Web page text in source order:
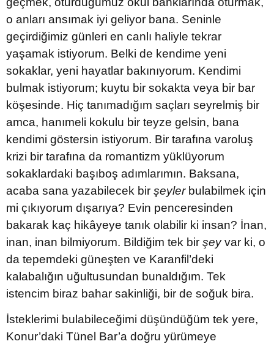
o anları ansımak iyi geliyor bana. Seninle
geçirdiğimiz günleri en canlı haliyle tekrar
yaşamak istiyorum. Belki de kendime yeni
sokaklar, yeni hayatlar bakınıyorum. Kendimi
bulmak istiyorum; kuytu bir sokakta veya bir bar
köşesinde. Hiç tanımadığım saçları seyrelmiş bir
amca, hanımeli kokulu bir teyze gelsin, bana
kendimi göstersin istiyorum. Bir tarafına varoluş
krizi bir tarafına da romantizm yüklüyorum
sokaklardaki başıboş adımlarımın. Baksana,
acaba sana yazabilecek bir şeylerbulabilmek için
mi çıkıyorum dışarıya? Evin penceresinden
bakarak kaç hikâyeye tanık olabilir ki insan? İnan,
inan, inan bilmiyorum. Bildiğim tek bir şeyvar ki, o
da tepemdeki güneşten ve Karanfil’deki
kalabalığın uğultusundan bunaldığım. Tek
istencim biraz bahar sakinliği, bir de soğuk bira.
İsteklerimi bulabileceğimi düşündüğüm tek yere,
Konur’daki Tünel Bar’a doğru yürümeye